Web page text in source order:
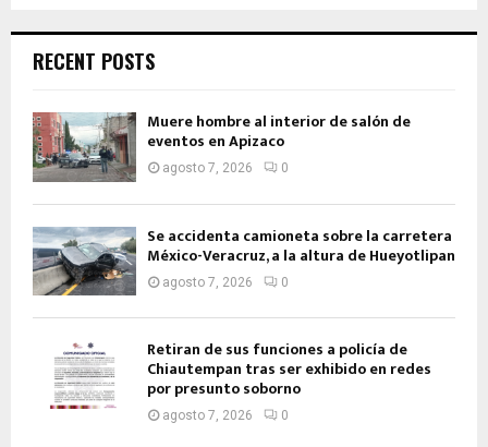
RECENT POSTS
Muere hombre al interior de salón de
eventos en Apizaco
agosto 7, 2026 0
Se accidenta camioneta sobre la carretera
México-Veracruz, a la altura de Hueyotlipan
agosto 7, 2026 0
Retiran de sus funciones a policía de
Chiautempan tras ser exhibido en redes
por presunto soborno
agosto 7, 2026 0